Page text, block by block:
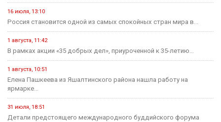
16 июля, 13:10
Россия становится одной из самых спокойных стран мира в...
1 августа, 11:42
В рамках акции «35 добрых дел», приуроченной к 35-летию...
1 августа, 10:51
Елена Пашкеева из Яшалтинского района нашла работу на
ярмарке...
31 июля, 18:51
Детали предстоящего международного буддийского форума